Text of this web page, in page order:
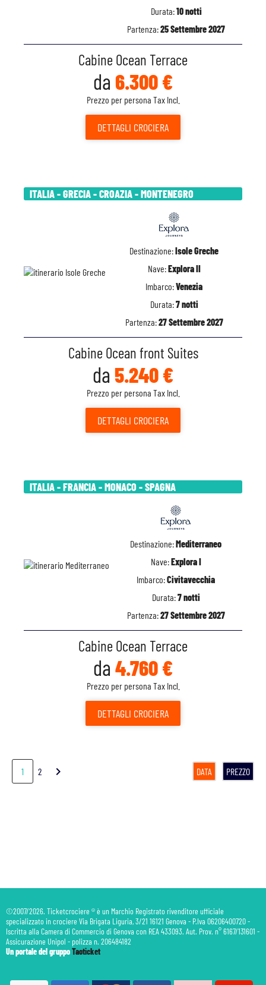
Durata:10 notti
Partenza:25 Settembre 2027
Cabine Ocean Terrace
da 6.300 €
Prezzo per persona Tax Incl.
DETTAGLI CROCIERA
ITALIA - GRECIA - CROAZIA - MONTENEGRO
Destinazione:Isole Greche
Nave:Explora II
Imbarco:Venezia
Durata:7 notti
Partenza:27 Settembre 2027
Cabine Ocean front Suites
da 5.240 €
Prezzo per persona Tax Incl.
DETTAGLI CROCIERA
ITALIA - FRANCIA - MONACO - SPAGNA
Destinazione:Mediterraneo
Nave:Explora I
Imbarco:Civitavecchia
Durata:7 notti
Partenza:27 Settembre 2027
Cabine Ocean Terrace
da 4.760 €
Prezzo per persona Tax Incl.
DETTAGLI CROCIERA
1 2 chevron_right DATA PREZZO
©2007/2026. Ticketcrociere ® è un Marchio Registrato rivenditore ufficiale
specializzato in crociere Via Brigata Liguria, 3/21 16121 Genova - P.Iva 06206400720 -
Iscritta alla Camera di Commercio di Genova con REA 433093. Aut. Prov. n° 6167/131601 -
Assicurazione Unipol - polizza n. 206484182
Un portale del gruppoTaoticket